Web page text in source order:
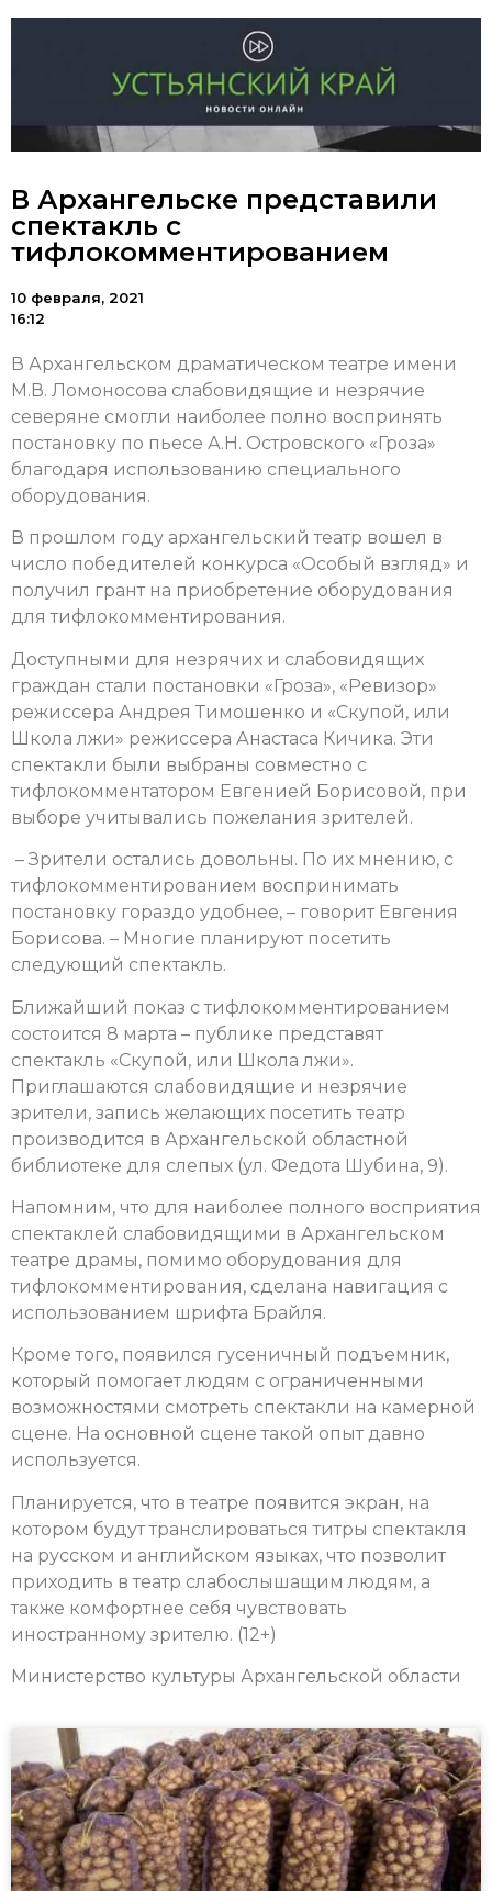
В Архангельске представили
спектакль с
тифлокомментированием
10 февраля, 2021
16:12
В Архангельском драматическом театре имени
М.В. Ломоносова слабовидящие и незрячие
северяне смогли наиболее полно воспринять
постановку по пьесе А.Н. Островского «Гроза»
благодаря использованию специального
оборудования.
В прошлом году архангельский театр вошел в
число победителей конкурса «Особый взгляд» и
получил грант на приобретение оборудования
для тифлокомментирования.
Доступными для незрячих и слабовидящих
граждан стали постановки «Гроза», «Ревизор»
режиссера Андрея Тимошенко и «Скупой, или
Школа лжи» режиссера Анастаса Кичика. Эти
спектакли были выбраны совместно с
тифлокомментатором Евгенией Борисовой, при
выборе учитывались пожелания зрителей.
– Зрители остались довольны. По их мнению, с
тифлокомментированием воспринимать
постановку гораздо удобнее, – говорит Евгения
Борисова. – Многие планируют посетить
следующий спектакль.
Ближайший показ с тифлокомментированием
состоится 8 марта – публике представят
спектакль «Скупой, или Школа лжи».
Приглашаются слабовидящие и незрячие
зрители, запись желающих посетить театр
производится в Архангельской областной
библиотеке для слепых (ул. Федота Шубина, 9).
Напомним, что для наиболее полного восприятия
спектаклей слабовидящими в Архангельском
театре драмы, помимо оборудования для
тифлокомментирования, сделана навигация с
использованием шрифта Брайля.
Кроме того, появился гусеничный подъемник,
который помогает людям с ограниченными
возможностями смотреть спектакли на камерной
сцене. На основной сцене такой опыт давно
используется.
Планируется, что в театре появится экран, на
котором будут транслироваться титры спектакля
на русском и английском языках, что позволит
приходить в театр слабослышащим людям, а
также комфортнее себя чувствовать
иностранному зрителю. (12+)
Министерство культуры Архангельской области